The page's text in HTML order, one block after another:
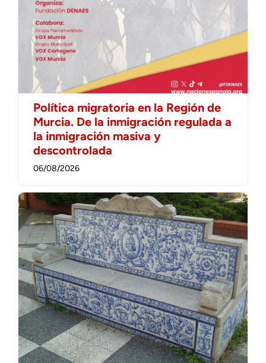
Política migratoria en la Región de
Murcia. De la inmigración regulada a
la inmigración masiva y
descontrolada
06/08/2026